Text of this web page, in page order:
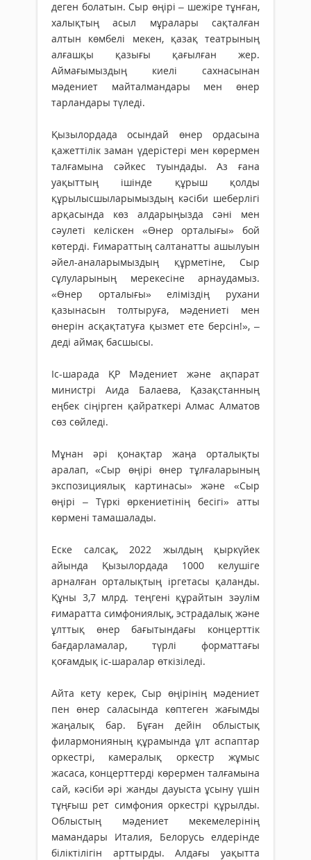
деген болатын. Сыр өңірі – шежіре тұнған,
халықтың асыл мұралары сақталған
алтын көмбелі мекен, қазақ театрының
алғашқы қазығы қағылған жер.
Аймағымыздың киелі сахнасынан
мәдениет майталмандары мен өнер
тарландары түледі.
Қызылордада осындай өнер ордасына
қажеттілік заман үдерістері мен көрермен
талғамына сәйкес туындады. Аз ғана
уақыттың ішінде құрыш қолды
құрылысшыларымыздың кәсіби шеберлігі
арқасында көз алдарыңызда сәні мен
сәулеті келіскен «Өнер орталығы» бой
көтерді. Ғимараттың салтанатты ашылуын
әйел-аналарымыздың құрметіне, Сыр
сұлуларының мерекесіне арнаудамыз.
«Өнер орталығы» еліміздің рухани
қазынасын толтыруға, мәдениеті мен
өнерін асқақтатуға қызмет ете берсін!», –
деді аймақ басшысы.
Іс-шарада ҚР Мәдениет және ақпарат
министрі Аида Балаева, Қазақстанның
еңбек сіңірген қайраткері Алмас Алматов
сөз сөйледі.
Мұнан әрі қонақтар жаңа орталықты
аралап, «Сыр өңірі өнер тұлғаларының
экспозициялық картинасы» және «Сыр
өңірі – Түркі өркениетінің бесігі» атты
көрмені тамашалады.
Еске салсақ, 2022 жылдың қыркүйек
айында Қызылордада 1000 келушіге
арналған орталықтың іргетасы қаланды.
Құны 3,7 млрд. теңгені құрайтын зәулім
ғимаратта симфониялық, эстрадалық және
ұлттық өнер бағытындағы концерттік
бағдарламалар, түрлі форматтағы
қоғамдық іс-шаралар өткізіледі.
Айта кету керек, Сыр өңірінің мәдениет
пен өнер саласында көптеген жағымды
жаңалық бар. Бұған дейін облыстық
филармонияның құрамында ұлт аспаптар
оркестрі, камералық оркестр жұмыс
жасаса, концерттерді көрермен талғамына
сай, кәсіби әрі жанды дауыста ұсыну үшін
тұңғыш рет симфония оркестрі құрылды.
Облыстың мәдениет мекемелерінің
мамандары Италия, Белорусь елдерінде
біліктілігін арттырды. Алдағы уақытта